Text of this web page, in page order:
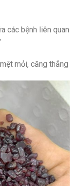
các bệnh liên quan
mỏi, căng thẳng